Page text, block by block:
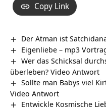
Copy Link
Der Atman ist
Eigenliebe – mp3
Wer das Schicksal
überleben? Video Antwort
Sollte man Babys viel
Video Antwort
Entwickle Kosmische